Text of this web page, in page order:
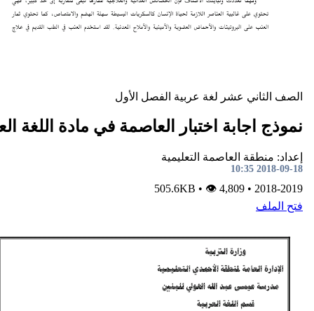
عشر لغة عربية الفصل الأول
اختبار العاصمة في مادة اللغة العربية
العاصمة التعليمية
•👁 4,809